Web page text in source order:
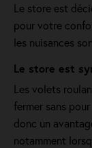
Le store est
pour votre
les nuisances
Le store est
Les volets
fermer sans
donc un
notamment